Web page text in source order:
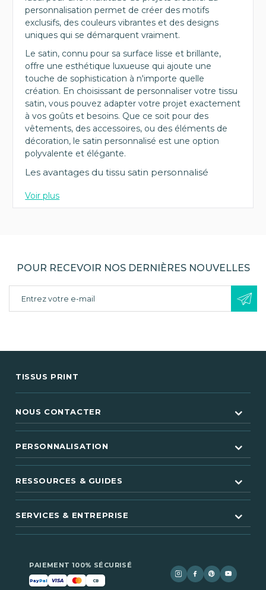
(1 avis)
personnalisation permet de créer des motifs
exclusifs, des couleurs vibrantes et des designs
uniques qui se démarquent vraiment.
Le satin, connu pour sa surface lisse et brillante,
offre une esthétique luxueuse qui ajoute une
touche de sophistication à n'importe quelle
création. En choisissant de personnaliser votre tissu
satin, vous pouvez adapter votre projet exactement
à vos goûts et besoins. Que ce soit pour des
vêtements, des accessoires, ou des éléments de
décoration, le satin personnalisé est une option
polyvalente et élégante.
Les avantages du tissu satin personnalisé
Voir plus
POUR RECEVOIR NOS DERNIÈRES NOUVELLES
TISSUS PRINT
NOUS CONTACTER
PERSONNALISATION
RESSOURCES & GUIDES
SERVICES & ENTREPRISE
PAIEMENT 100% SÉCURISÉ
PayPal VISA CB